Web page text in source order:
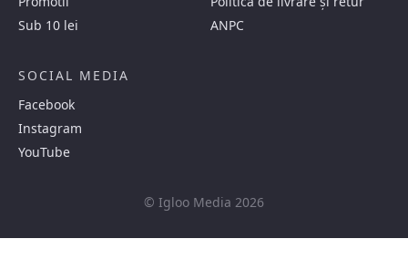
Sub 10 lei
ANPC
SOCIAL MEDIA
Facebook
Instagram
YouTube
© Igloo Media 2026